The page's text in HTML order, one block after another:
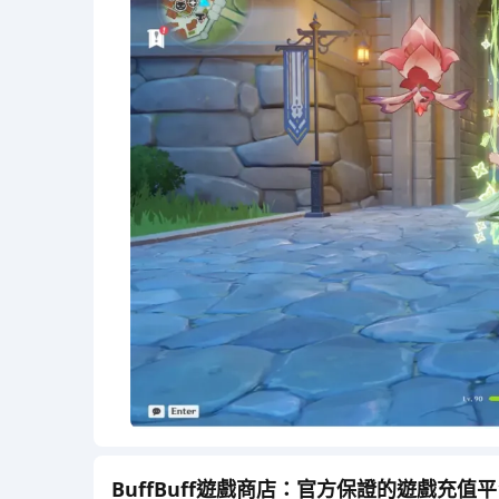
BuffBuff遊戲商店：官方保證的遊戲充值